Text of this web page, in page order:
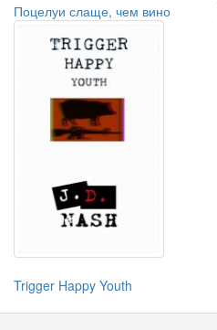
Поцелуи слаще, чем вино
Trigger Happy Youth